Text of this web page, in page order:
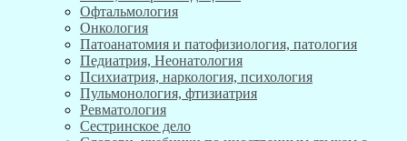
Офтальмология
Онкология
Патоанатомия и патофизиология, патология
Педиатрия, Неонатология
Психиатрия, наркология, психология
Пульмонология, фтизиатрия
Ревматология
Сестринское дело